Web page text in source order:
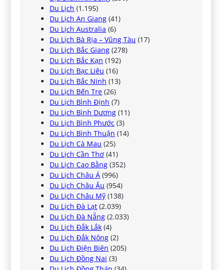
Du Lịch (1.195)
Du Lịch An Giang (41)
Du Lịch Australia (6)
Du Lịch Bà Rịa – Vũng Tàu (17)
Du Lịch Bắc Giang (278)
Du Lịch Bắc Kạn (192)
Du Lịch Bạc Liêu (16)
Du Lịch Bắc Ninh (13)
Du Lịch Bến Tre (26)
Du Lịch Bình Định (7)
Du Lịch Bình Dương (11)
Du Lịch Bình Phước (3)
Du Lịch Bình Thuận (14)
Du Lịch Cà Mau (25)
Du Lịch Cần Thơ (41)
Du Lịch Cao Bằng (352)
Du Lịch Châu Á (996)
Du Lịch Châu Âu (954)
Du Lịch Châu Mỹ (138)
Du Lịch Đà Lạt (2.039)
Du Lịch Đà Nẵng (2.033)
Du Lịch Đắk Lắk (4)
Du Lịch Đắk Nông (2)
Du Lịch Điện Biên (205)
Du Lịch Đồng Nai (3)